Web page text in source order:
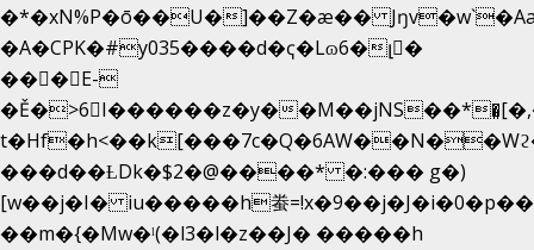
�*�xN%P�ō��U�]��Z�æ��
�A�CPK�#y035����d�ҁ�Lɷ6�լ�
���E-
�Ě�>6򁊔I������z�y�
���d��ȽDk�$2�@����* �:��� g�)
[w��j�I� iu�����h䖭=!x�9��j�J�i�0�p��
��m�{�Mw�ˡ(�l3�l�z��J� �����h